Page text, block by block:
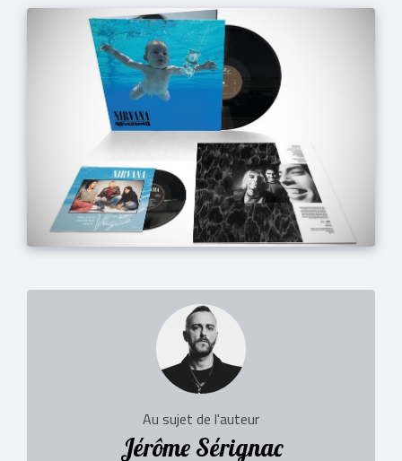
Au sujet de l'auteur
Jérôme Sérignac